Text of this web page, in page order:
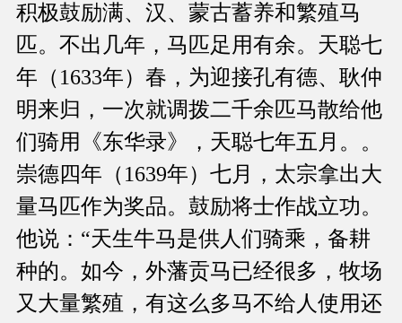
积极鼓励满、汉、蒙古蓄养和繁殖马
匹。不出几年，马匹足用有余。天聪七
年（1633年）春，为迎接孔有德、耿仲
明来归，一次就调拨二千余匹马散给他
们骑用《东华录》，天聪七年五月。。
崇德四年（1639年）七月，太宗拿出大
量马匹作为奖品。鼓励将士作战立功。
他说：“天生牛马是供人们骑乘，备耕
种的。如今，外藩贡马已经很多，牧场
又大量繁殖，有这么多马不给人使用还